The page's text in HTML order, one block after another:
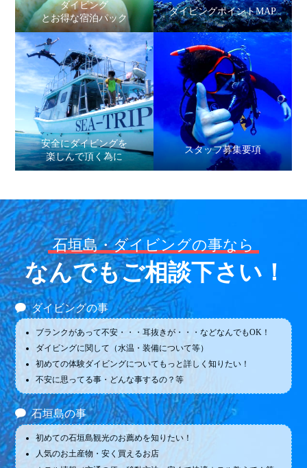
ダイビング
とお得な宿泊パック
ダイビングポイントMAP
安全にダイビングを
楽しんで頂く為に
スタッフ募集要項
石垣島・ダイビングの事なら
なんでもご相談下さい！
ダイビングの事
ブランクがあって不安・・・耳抜きが・・・などなんでもOK！
ダイビングに関して（水温・装備について等）
初めての体験ダイビングについてもっと詳しく知りたい！
不安に思ってる事・どんな事するの？等
石垣島の事
初めての石垣島観光のお薦めを知りたい！
人気のお土産物・安く買えるお店